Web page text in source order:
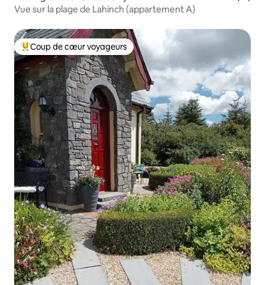
Vue sur la plage de Lahinch (appartement A)
Coups de cœur voyageurs les plus appréciés
Coup de cœur voyageurs